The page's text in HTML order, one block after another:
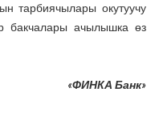
тарбиячылары окутуучу
бакчалары ачылышка өз
«ФИНКА Банк»